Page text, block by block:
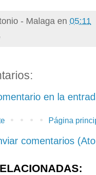
- Malaga en 05:11
en la
Página
comentarios